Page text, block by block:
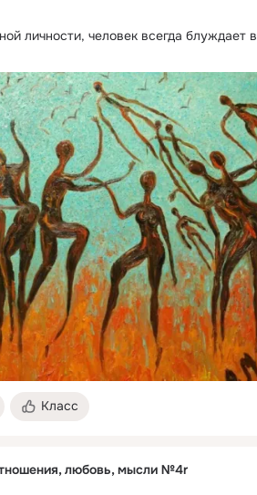
личности, человек всегда блуждает в
Класс
любовь, мысли №4r